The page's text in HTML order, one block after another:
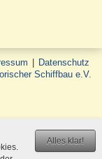
Datenschutz
Schiffbau e.V.
Alles klar!